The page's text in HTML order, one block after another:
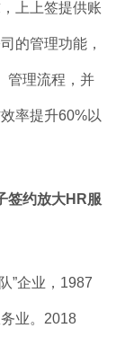
上上签提供账
的管理功能，
管理流程，并
率提升60%以
签约放大HR服
”企业，1987
业。2018